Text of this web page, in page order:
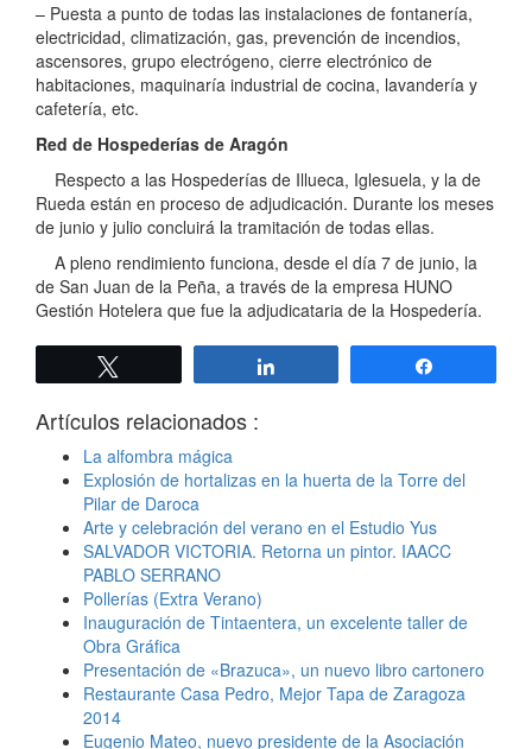
– Puesta a punto de todas las instalaciones de fontanería,
electricidad, climatización, gas, prevención de incendios,
ascensores, grupo electrógeno, cierre electrónico de
habitaciones, maquinaría industrial de cocina, lavandería y
cafetería, etc.
Red de Hospederías de Aragón
Respecto a las Hospederías de Illueca, Iglesuela, y la de
Rueda están en proceso de adjudicación. Durante los meses
de junio y julio concluirá la tramitación de todas ellas.
A pleno rendimiento funciona, desde el día 7 de junio, la
de San Juan de la Peña, a través de la empresa HUNO
Gestión Hotelera que fue la adjudicataria de la Hospedería.
Artículos relacionados :
La alfombra mágica
Explosión de hortalizas en la huerta de la Torre del
Pilar de Daroca
Arte y celebración del verano en el Estudio Yus
SALVADOR VICTORIA. Retorna un pintor. IAACC
PABLO SERRANO
Pollerías (Extra Verano)
Inauguración de Tintaentera, un excelente taller de
Obra Gráfica
Presentación de «Brazuca», un nuevo libro cartonero
Restaurante Casa Pedro, Mejor Tapa de Zaragoza
2014
Eugenio Mateo, nuevo presidente de la Asociación